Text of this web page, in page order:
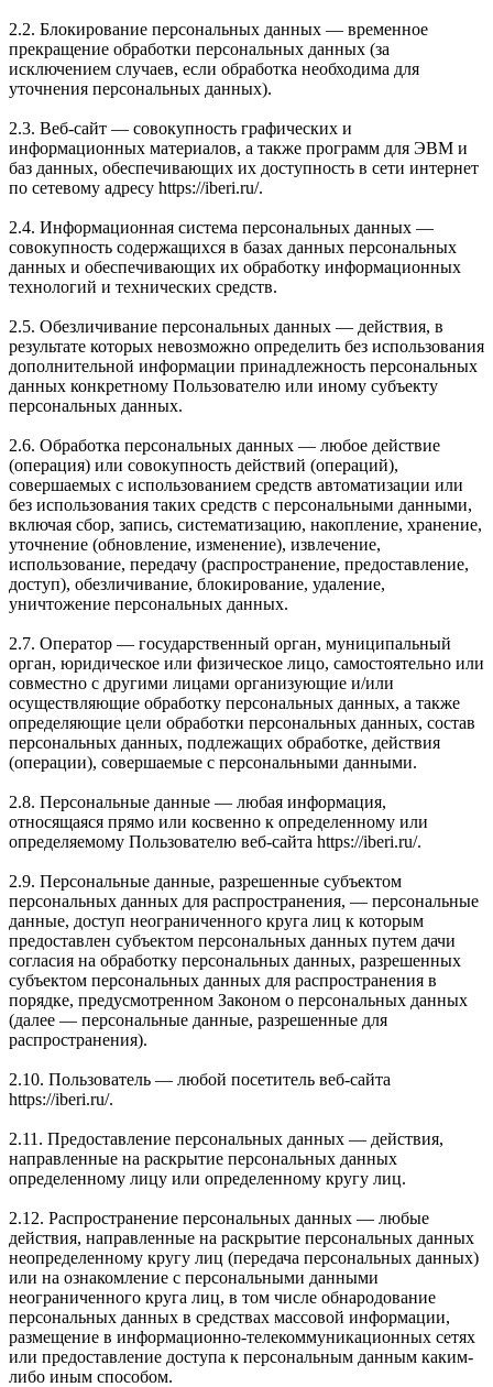
2.2. Блокирование персональных данных — временное
прекращение обработки персональных данных (за
исключением случаев, если обработка необходима для
уточнения персональных данных).
2.3. Веб-сайт — совокупность графических и
информационных материалов, а также программ для ЭВМ и
баз данных, обеспечивающих их доступность в сети интернет
по сетевому адресу https://iberi.ru/.
2.4. Информационная система персональных данных —
совокупность содержащихся в базах данных персональных
данных и обеспечивающих их обработку информационных
технологий и технических средств.
2.5. Обезличивание персональных данных — действия, в
результате которых невозможно определить без использования
дополнительной информации принадлежность персональных
данных конкретному Пользователю или иному субъекту
персональных данных.
2.6. Обработка персональных данных — любое действие
(операция) или совокупность действий (операций),
совершаемых с использованием средств автоматизации или
без использования таких средств с персональными данными,
включая сбор, запись, систематизацию, накопление, хранение,
уточнение (обновление, изменение), извлечение,
использование, передачу (распространение, предоставление,
доступ), обезличивание, блокирование, удаление,
уничтожение персональных данных.
2.7. Оператор — государственный орган, муниципальный
орган, юридическое или физическое лицо, самостоятельно или
совместно с другими лицами организующие и/или
осуществляющие обработку персональных данных, а также
определяющие цели обработки персональных данных, состав
персональных данных, подлежащих обработке, действия
(операции), совершаемые с персональными данными.
2.8. Персональные данные — любая информация,
относящаяся прямо или косвенно к определенному или
определяемому Пользователю веб-сайта https://iberi.ru/.
2.9. Персональные данные, разрешенные субъектом
персональных данных для распространения, — персональные
данные, доступ неограниченного круга лиц к которым
предоставлен субъектом персональных данных путем дачи
согласия на обработку персональных данных, разрешенных
субъектом персональных данных для распространения в
порядке, предусмотренном Законом о персональных данных
(далее — персональные данные, разрешенные для
распространения).
2.10. Пользователь — любой посетитель веб-сайта
https://iberi.ru/.
2.11. Предоставление персональных данных — действия,
направленные на раскрытие персональных данных
определенному лицу или определенному кругу лиц.
2.12. Распространение персональных данных — любые
действия, направленные на раскрытие персональных данных
неопределенному кругу лиц (передача персональных данных)
или на ознакомление с персональными данными
неограниченного круга лиц, в том числе обнародование
персональных данных в средствах массовой информации,
размещение в информационно-телекоммуникационных сетях
или предоставление доступа к персональным данным каким-
либо иным способом.